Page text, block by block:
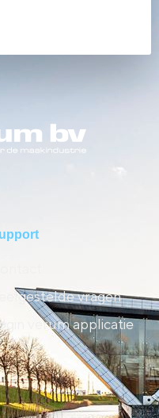
vragen
verum applicatie